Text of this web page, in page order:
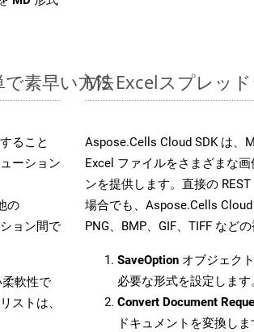
素早い方法
ること
ーション
の
ョン間で
軟性で
ストは、
MS Excelスプレッ
Aspose.Cells Cloud SDK は、
Excel ファイルをさまざまな
ンを提供します。直接の
場合でも、Aspose.Cells Cloud
PNG、BMP、GIF、TIFF など
SaveOption オブジェク
必要な形式を設定します
Convert Document
ドキュメントを変換しま